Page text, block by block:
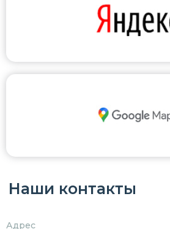
Наши контакты
Адрес